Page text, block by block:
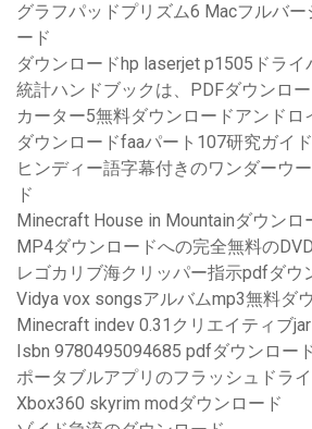
グラフパッドプリズム6 Macフルバ
ード
ダウンロードhp laserjet p1505ドライ
統計ハンドブックは、PDFダウンロ
カーター5無料ダウンロードアンドロ
ダウンロードfaaパート107研究ガイ
ヒンディー語字幕付きのワンダーウ
ド
Minecraft House in Mountainダウンロ
MP4ダウンロードへの完全無料のDVD
レゴカリブ海クリッパー指示pdfダウ
Vidya vox songsアルバムmp3無料ダ
Minecraft indev 0.31クリエイティブ
Isbn 9780495094685 pdfダウンロー
ポータブルアプリのフラッシュドラ
Xbox360 skyrim modダウンロード